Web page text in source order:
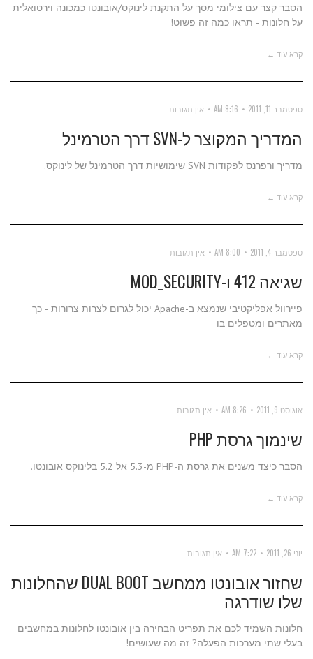
הסבר קצר עם צילומי מסך על התקנת לינוקס/אובונטו כמכונה וירטואלית
על חלונות - תראו כמה זה פשוט!
קרא עוד ←
ספטמבר 11, 2011 8:16 AM אין תגובות
המדריך המקוצר ל-SVN דרך הטרמינל
מדריך ורפרנס לפקודות SVN שימושיות דרך הטרמינל של לינוקס.
קרא עוד ←
ספטמבר 4, 2011 8:00 AM אין תגובות
שגיאה 412 ו-MOD_SECURITY
פיירוול אפליקטיבי שנמצא ב-Apache יכול לגרום לצרות צרורות - כך
מאתרים ומטפלים בו
קרא עוד ←
אוגוסט 9, 2011 8:26 AM אין תגובות
שינמוך גרסת PHP
הסבר כיצד משנים את גרסת ה-PHP מ-5.3 אל 5.2 בלינוקס אובונטו.
קרא עוד ←
יוני 26, 2011 7:22 AM אין תגובות
שחזור אובונטו ממחשב DUAL BOOT שהחלונות
שלו שודרגה
חלונות השמיד לכם את תפריט הבחירה בין אובונטו לחלונות במחשבים
בעלי שתי מערכות הפעלה? זה מה שעושים!